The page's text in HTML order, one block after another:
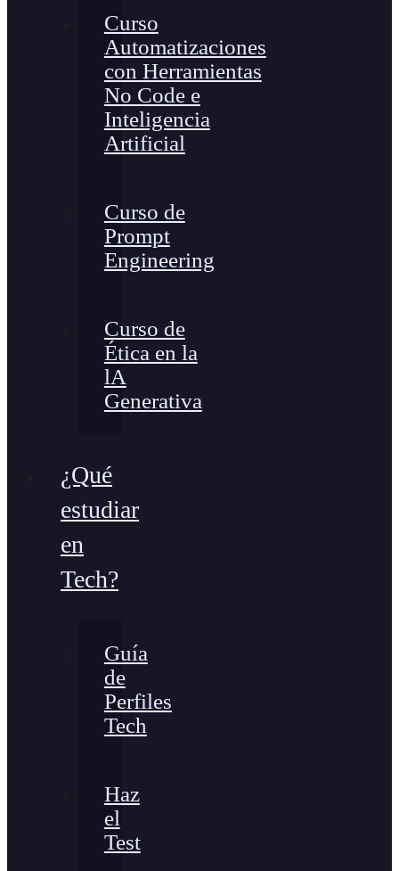
Curso
Automatizaciones
con Herramientas
No Code e
Inteligencia
Artificial
Curso de
Prompt
Engineering
Curso de
Ética en la
lA
Generativa
¿Qué
estudiar
en
Tech?
Guía
de
Perfiles
Tech
Haz
el
Test